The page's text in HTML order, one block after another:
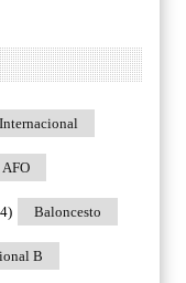
AFO
Baloncesto
B